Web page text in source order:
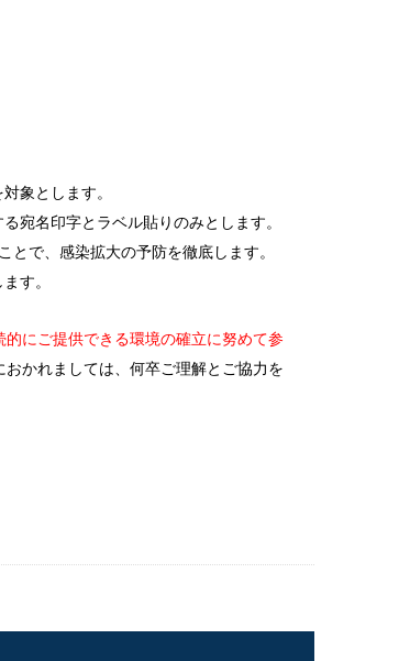
象とします。
宛名印字とラベル貼りのみとします。
で、感染拡大の予防を徹底します。
す。
にご提供できる環境の確立に努めて参
かれましては、何卒ご理解とご協力を